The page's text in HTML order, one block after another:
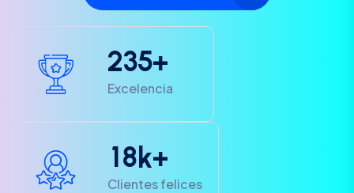
235+
Excelencia
18k+
Clientes felices